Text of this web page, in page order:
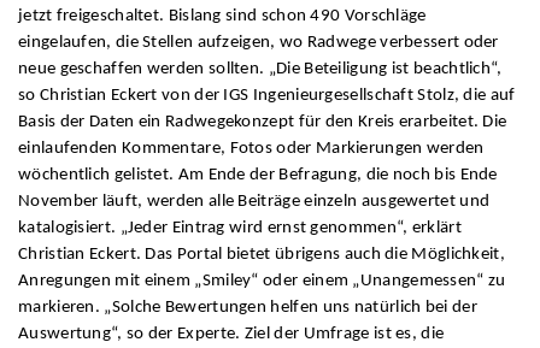
jetzt freigeschaltet. Bislang sind schon 490 Vorschläge
eingelaufen, die Stellen aufzeigen, wo Radwege verbessert oder
neue geschaffen werden sollten. „Die Beteiligung ist beachtlich“,
so Christian Eckert von der IGS Ingenieurgesellschaft Stolz, die auf
Basis der Daten ein Radwegekonzept für den Kreis erarbeitet. Die
einlaufenden Kommentare, Fotos oder Markierungen werden
wöchentlich gelistet. Am Ende der Befragung, die noch bis Ende
November läuft, werden alle Beiträge einzeln ausgewertet und
katalogisiert. „Jeder Eintrag wird ernst genommen“, erklärt
Christian Eckert. Das Portal bietet übrigens auch die Möglichkeit,
Anregungen mit einem „Smiley“ oder einem „Unangemessen“ zu
markieren. „Solche Bewertungen helfen uns natürlich bei der
Auswertung“, so der Experte. Ziel der Umfrage ist es, die